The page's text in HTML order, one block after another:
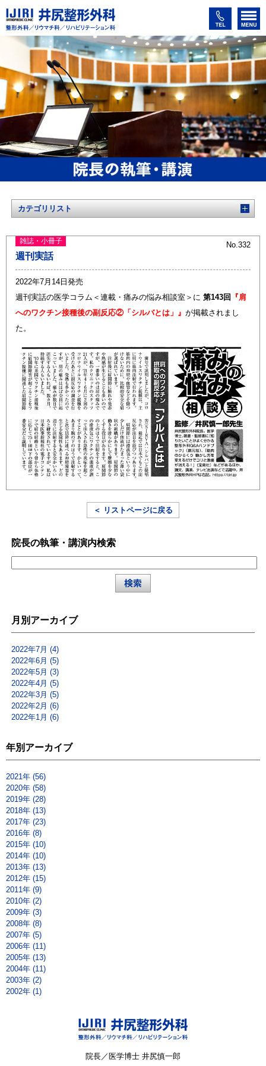
カテゴリリスト
雑誌・小冊子 No.332
週刊実話
2022年7月14日発売
週刊実話の医学コラム＜連載・痛みの悩み相談室＞に 第143回
『肩
へのワクチン接種後の副反応②「シルバとは」』 が掲載されまし
た。
＜ リストページに戻る
院長の執筆・講演内検索
月別アーカイブ
2022年7月 (4)
2022年6月 (5)
2022年5月 (3)
2022年4月 (5)
2022年3月 (5)
2022年2月 (6)
2022年1月 (6)
年別アーカイブ
2021年 (56)
2020年 (58)
2019年 (28)
2018年 (13)
2017年 (23)
2016年 (8)
2015年 (10)
2014年 (10)
2013年 (13)
2012年 (15)
2011年 (9)
2010年 (2)
2009年 (3)
2008年 (8)
2007年 (5)
2006年 (11)
2005年 (13)
2004年 (11)
2003年 (2)
2002年 (1)
院長／医学博士 井尻慎一郎